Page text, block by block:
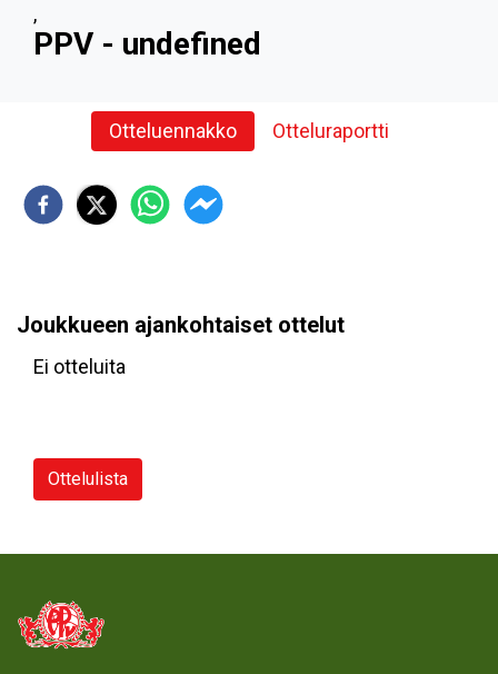
,
PPV - undefined
Otteluennakko Otteluraportti
Joukkueen ajankohtaiset ottelut
Ei otteluita
Ottelulista